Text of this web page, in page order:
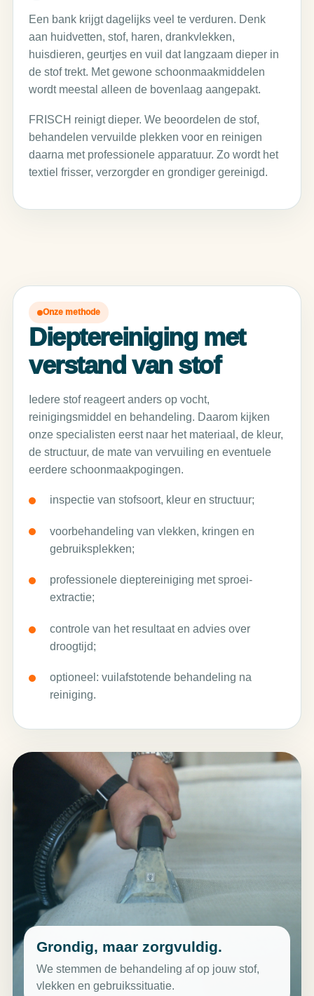
Een bank krijgt dagelijks veel te verduren. Denk
aan huidvetten, stof, haren, drankvlekken,
huisdieren, geurtjes en vuil dat langzaam dieper in
de stof trekt. Met gewone schoonmaakmiddelen
wordt meestal alleen de bovenlaag aangepakt.
FRISCH reinigt dieper. We beoordelen de stof,
behandelen vervuilde plekken voor en reinigen
daarna met professionele apparatuur. Zo wordt het
textiel frisser, verzorgder en grondiger gereinigd.
Onze methode
Dieptereiniging met
verstand van stof
Iedere stof reageert anders op vocht,
reinigingsmiddel en behandeling. Daarom kijken
onze specialisten eerst naar het materiaal, de kleur,
de structuur, de mate van vervuiling en eventuele
eerdere schoonmaakpogingen.
inspectie van stofsoort, kleur en structuur;
voorbehandeling van vlekken, kringen en
gebruiksplekken;
professionele dieptereiniging met sproei-
extractie;
controle van het resultaat en advies over
droogtijd;
optioneel: vuilafstotende behandeling na
reiniging.
Grondig, maar zorgvuldig.
We stemmen de behandeling af op jouw stof,
vlekken en gebruikssituatie.